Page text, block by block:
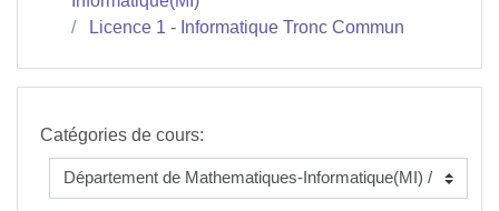
Licence 1 - Informatique Tronc Commun
Catégories de cours: